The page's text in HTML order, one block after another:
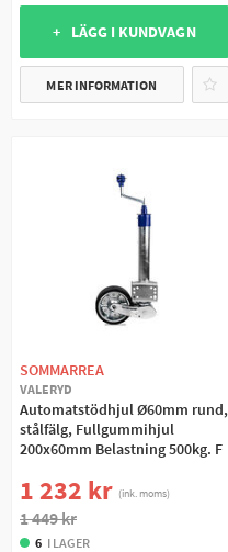
+ LÄGG I KUNDVAGN
MER INFORMATION
SOMMARREA
VALERYD
Automatstödhjul Ø60mm rund,
stålfälg, Fullgummihjul
200x60mm Belastning 500kg. F
1 232 kr (ink. moms)
1 449 kr
6 I LAGER